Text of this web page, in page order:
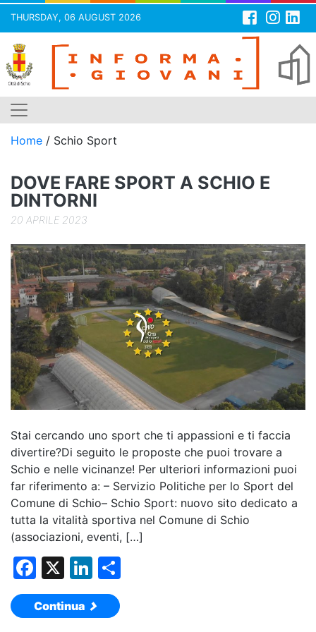
THURSDAY, 06 AUGUST 2026
Skip
content
Home / Schio Sport
DOVE FARE SPORT A SCHIO E
DINTORNI
20 APRILE 2023
Stai cercando uno sport che ti appassioni e ti faccia
divertire?Di seguito le proposte che puoi trovare a
Schio e nelle vicinanze! Per ulteriori informazioni puoi
far riferimento a: – Servizio Politiche per lo Sport del
Comune di Schio– Schio Sport: nuovo sito dedicato a
tutta la vitalità sportiva nel Comune di Schio
(associazioni, eventi, […]
F
a
c
X
Li
n
k
Continua